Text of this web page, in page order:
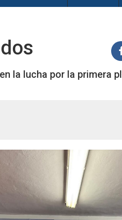
la lucha por la primera